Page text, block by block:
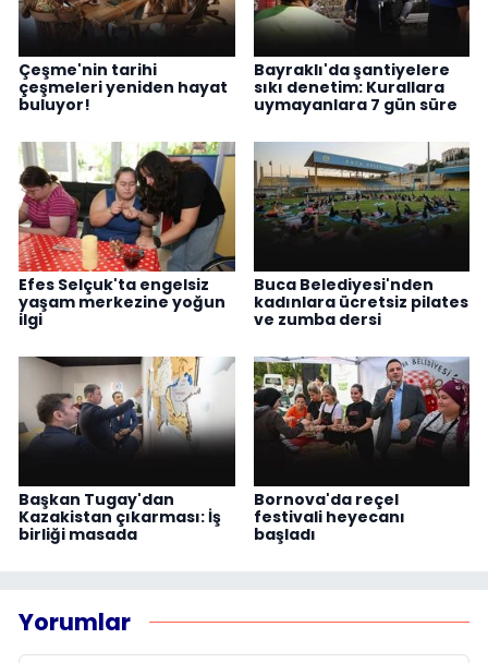
Çeşme'nin tarihi
çeşmeleri yeniden hayat
buluyor!
Bayraklı'da şantiyelere
sıkı denetim: Kurallara
uymayanlara 7 gün süre
Efes Selçuk'ta engelsiz
yaşam merkezine yoğun
ilgi
Buca Belediyesi'nden
kadınlara ücretsiz pilates
ve zumba dersi
Başkan Tugay'dan
Kazakistan çıkarması: İş
birliği masada
Bornova'da reçel
festivali heyecanı
başladı
Yorumlar